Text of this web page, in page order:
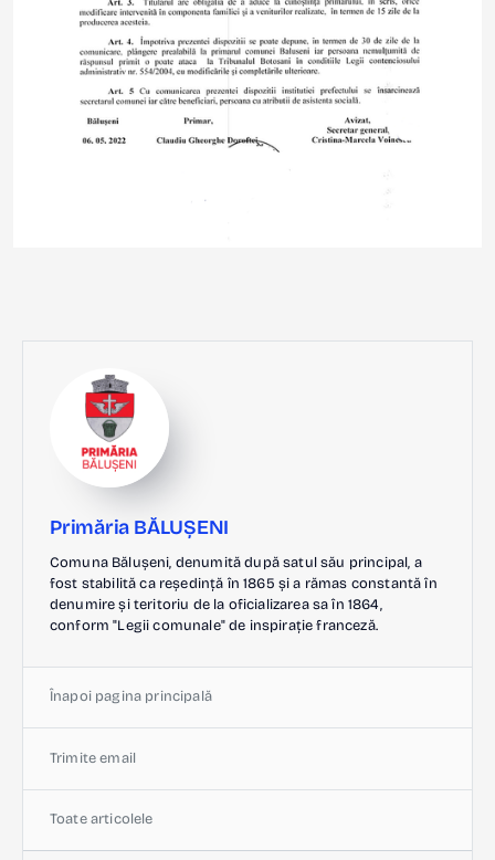
Primăria BĂLUȘENI
Comuna Bălușeni, denumită după satul său principal, a
fost stabilită ca reședință în 1865 și a rămas constantă în
denumire și teritoriu de la oficializarea sa în 1864,
conform "Legii comunale" de inspirație franceză.
Înapoi pagina principală
Trimite email
Toate articolele